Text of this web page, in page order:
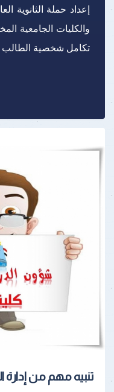
إعداد حملة الثانوية
والكليات الجامعية
تكامل شخصية الطالب
تنبيه مهم من إدارة